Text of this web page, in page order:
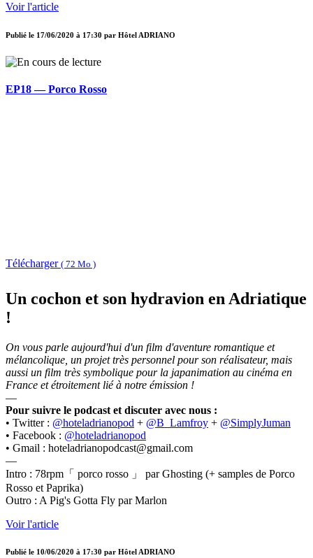
Voir l'article
Publié le 17/06/2020 à 17:30 par Hôtel ADRIANO
EP18 — Porco Rosso
Télécharger ( 72 Mo )
Un cochon et son hydravion en Adriatique
!
On vous parle aujourd'hui d'un film d'aventure romantique et
mélancolique, un projet très personnel pour son réalisateur, mais
aussi un film très symbolique pour la japanimation au cinéma en
France et étroitement lié à notre émission !
—
Pour suivre le podcast et discuter avec nous :
• Twitter : @hoteladrianopod + @B_Lamfroy + @SimplyJuman
• Facebook : @hoteladrianopod
• Gmail : hoteladrianopodcast@gmail.com
—
Intro : 78rpm「 porco rosso 」 par Ghosting (+ samples de Porco
Rosso et Paprika)
Outro : A Pig's Gotta Fly par Marlon
Voir l'article
Publié le 10/06/2020 à 17:30 par Hôtel ADRIANO